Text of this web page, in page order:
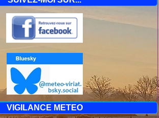
VIGILANCE METEO